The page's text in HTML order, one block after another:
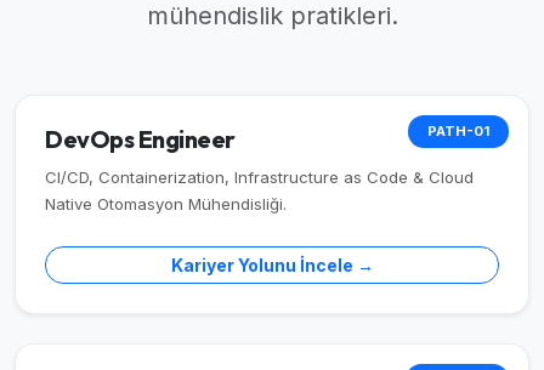
mühendislik pratikleri.
PATH-01
DevOps Engineer
CI/CD, Containerization, Infrastructure as Code & Cloud
Native Otomasyon Mühendisliği.
Kariyer Yolunu İncele →